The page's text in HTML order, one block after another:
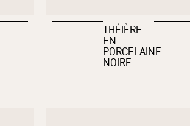
THÉIÈRE
EN
PORCELAINE
NOIRE